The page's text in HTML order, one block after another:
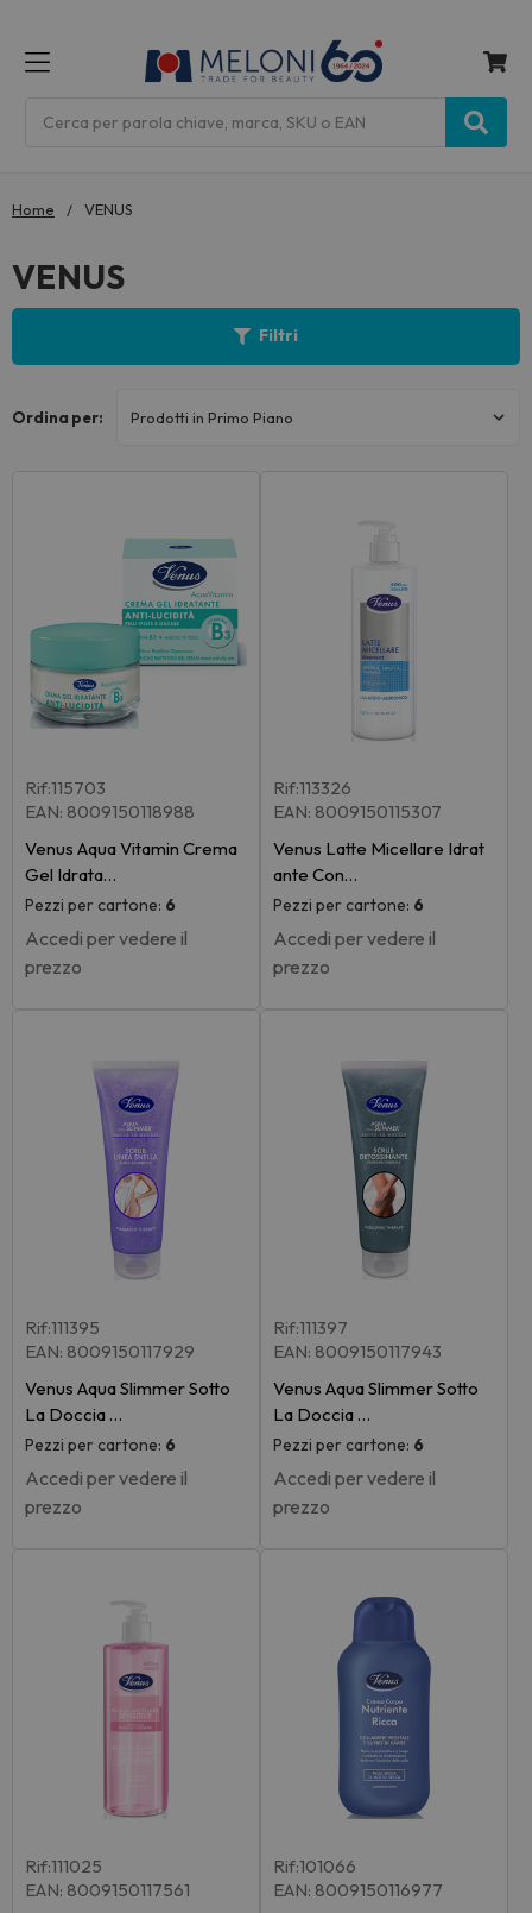
Home VENUS
VENUS
Filtri
Ordina per:
Rif:115703
EAN: 8009150118988
Venus Aqua Vitamin Crema
Gel Idrata…
Pezzi per cartone: 6
Accedi per vedere il
prezzo
Rif:113326
EAN: 8009150115307
Venus Latte Micellare Idrat
ante Con…
Pezzi per cartone: 6
Accedi per vedere il
prezzo
Rif:111395
EAN: 8009150117929
Venus Aqua Slimmer Sotto
La Doccia …
Pezzi per cartone: 6
Accedi per vedere il
prezzo
Rif:111397
EAN: 8009150117943
Venus Aqua Slimmer Sotto
La Doccia …
Pezzi per cartone: 6
Accedi per vedere il
prezzo
Rif:111025
EAN: 8009150117561
Rif:101066
EAN: 8009150116977